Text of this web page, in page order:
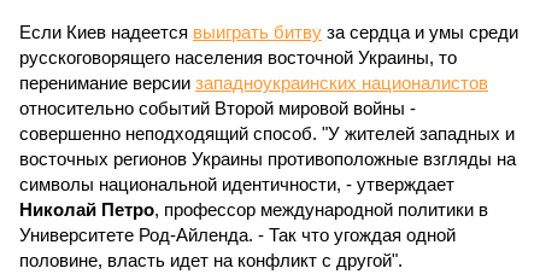
Если Киев надеется выиграть битву за сердца и умы среди
русскоговорящего населения восточной Украины, то
перенимание версии западноукраинских националистов
относительно событий Второй мировой войны -
совершенно неподходящий способ. "У жителей западных и
восточных регионов Украины противоположные взгляды на
символы национальной идентичности, - утверждает
Николай Петро, профессор международной политики в
Университете Род-Айленда. - Так что угождая одной
половине, власть идет на конфликт с другой".